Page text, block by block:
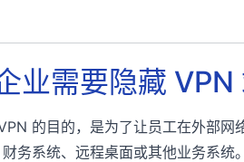
业需要隐藏 VPN
的目的，是为了让员工在外部网
务系统、远程桌面或其他业务系统。